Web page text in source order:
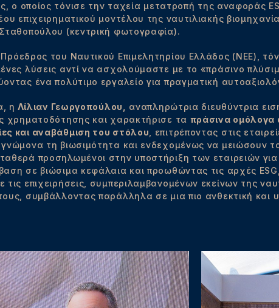
ο οποίος τόνισε την ταχεία μετατροπή της αναφοράς
επιχειρηματικού μοντέλου της ναυτιλιακής
(κεντρική φωτογραφία).
Πρόεδρος του Ναυτικού Επιμελητηρίου Ελλάδος (ΝΕΕ),
λύσεις αντί να ασχολούμαστε με το «πράσινο
ένα πολύτιμο εργαλείο για πραγματική
η Λίλιαν Γεωργοπούλου,
αναπληρώτρια διευθύντρια
χρηματοδότησης και χαρακτήρισε τα πράσινα ομόλογα
και αναβάθμιση του στόλου , επιτρέποντας στις
τη βιωσιμότητα και ενδεχομένως να μειώσουν
προσηλωμένοι στην υποστήριξη των εταιρειών
σε βιώσιμα κεφάλαια και προωθώντας τις αρχές
επιχειρήσεις, συμπεριλαμβανομένων εκείνων της
συμβάλλοντας παράλληλα σε μια πιο ανθεκτική και